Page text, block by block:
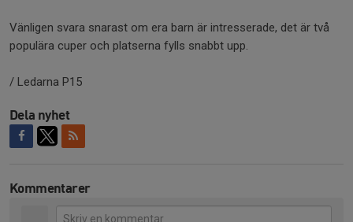
Vänligen svara snarast om era barn är intresserade, det är två
populära cuper och platserna fylls snabbt upp.
/ Ledarna P15
Dela nyhet
Kommentarer